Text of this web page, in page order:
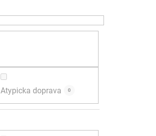
Atypicka doprava 0